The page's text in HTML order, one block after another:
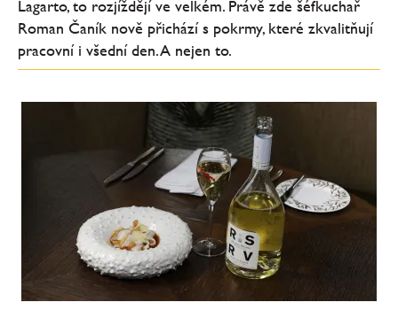
Lagarto, to rozjíždějí ve velkém. Právě zde šéfkuchař
Roman Čaník nově přichází s pokrmy, které zkvalitňují
pracovní i všední den. A nejen to.